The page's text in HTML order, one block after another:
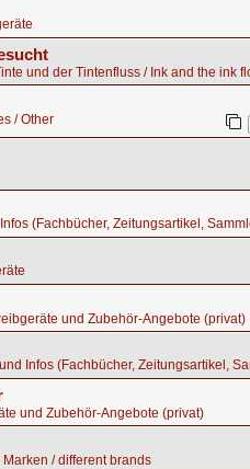
und der Tintenfluss / Ink and the ink
/ Other
(Fachbücher, Zeitungsartikel,
und Zubehör-Angebote (privat)
Infos (Fachbücher, Zeitungsartikel,
und Zubehör-Angebote (privat)
/ different brands